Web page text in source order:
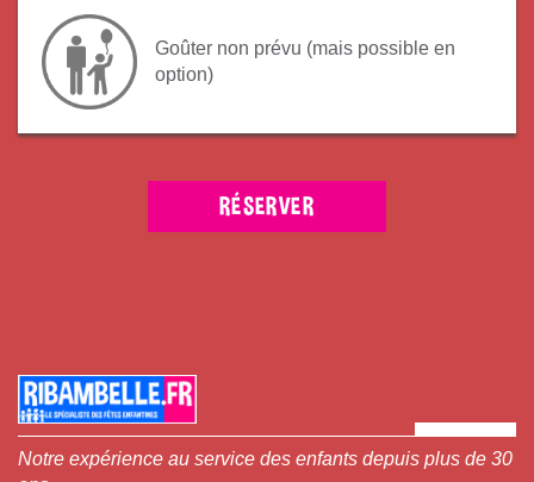
Goûter non prévu (mais possible en
option)
RÉSERVER
Notre expérience au service des enfants depuis plus de 30